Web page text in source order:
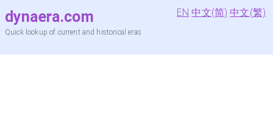
dynaera.com
Quick lookup of current and historical eras
EN 中文(简) 中文(繁)